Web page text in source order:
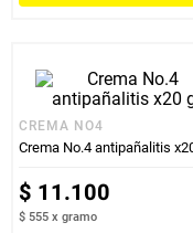
CREMA NO4
Crema No.4 antipañalitis
$ 11.100
$ 555 x gramo